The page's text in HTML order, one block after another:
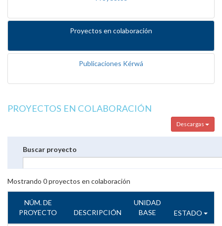
Proyectos en colaboración
Publicaciones Kérwá
PROYECTOS EN COLABORACIÓN
Descargas
Buscar proyecto
Mostrando 0proyectos en colaboración
NÚM. DE
PROYECTO
DESCRIPCIÓN
UNIDAD
BASE
ESTADO